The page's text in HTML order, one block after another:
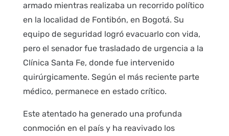
armado mientras realizaba un recorrido político
en la localidad de Fontibón, en Bogotá. Su
equipo de seguridad logró evacuarlo con vida,
pero el senador fue trasladado de urgencia a la
Clínica Santa Fe, donde fue intervenido
quirúrgicamente. Según el más reciente parte
médico, permanece en estado crítico.
Este atentado ha generado una profunda
conmoción en el país y ha reavivado los